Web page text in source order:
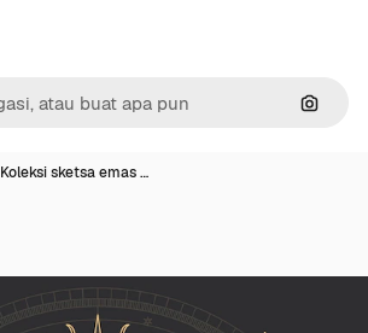
Koleksi sketsa emas …